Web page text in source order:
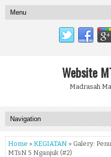
Website
Madrasah
Home » KEGIATAN » Galery:
MTsN 5 Nganjuk (#2)